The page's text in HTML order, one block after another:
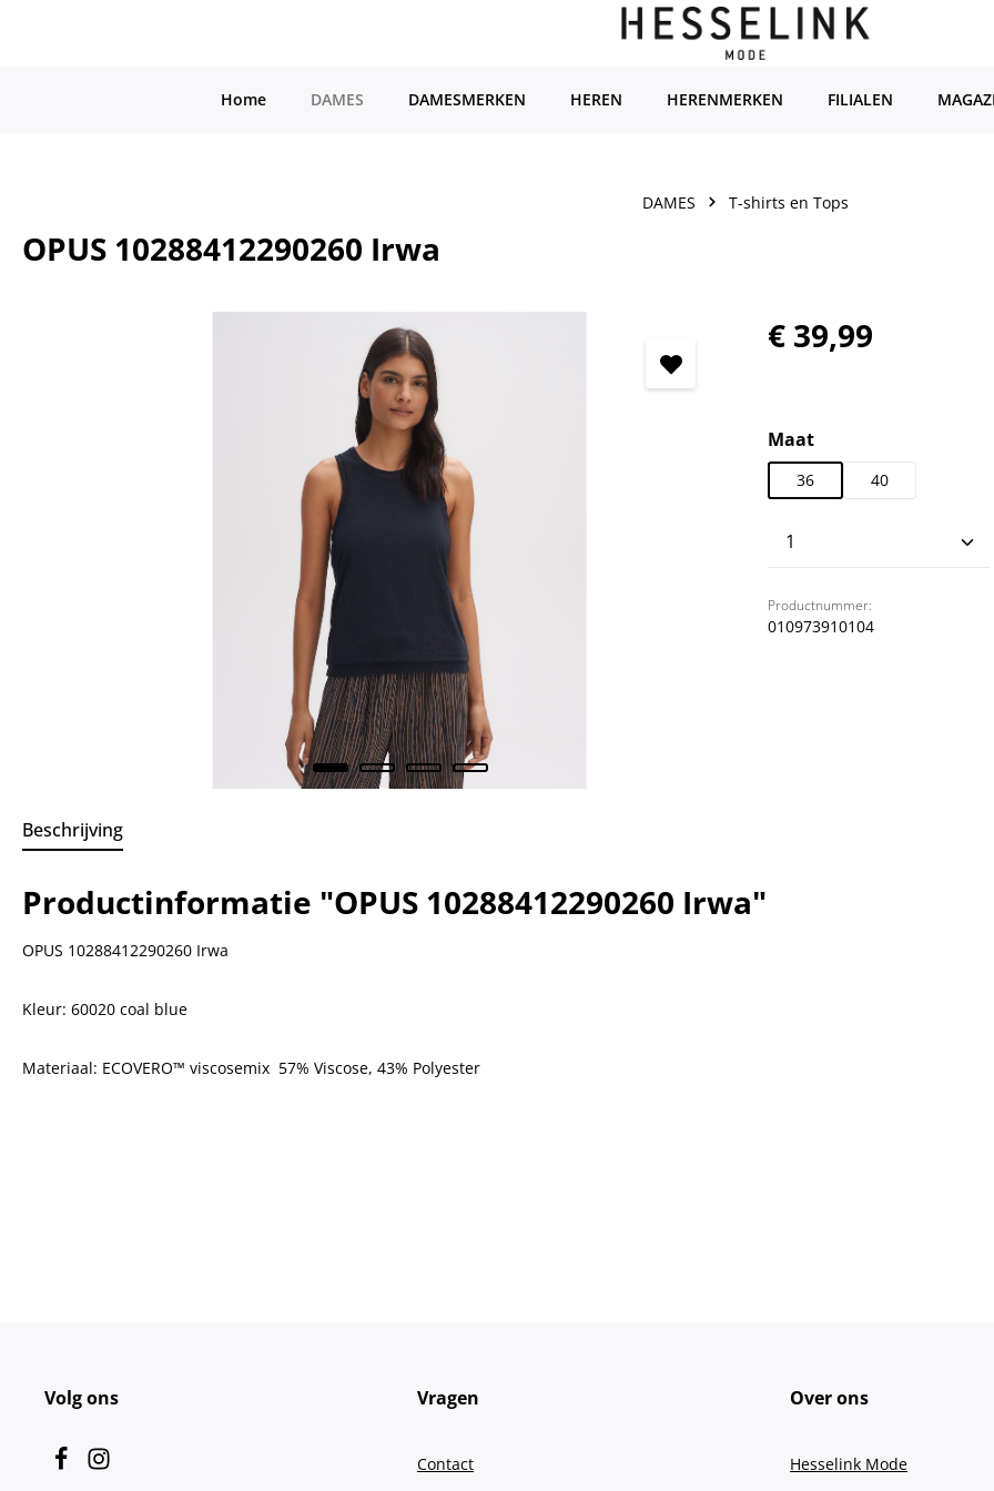
Home DAMES DAMESMERKEN HEREN HERENMERKEN FILIALEN
DAMES T-shirts en Tops
OPUS 10288412290260 Irwa
Normale prijs:
€ 39,99
Selecteer
Maat
36 40
Productnummer:
010973910104
Beschrijving
Productinformatie "OPUS 10288412290260 Irwa"
OPUS 10288412290260 Irwa
Kleur: 60020 coal blue
Materiaal: ECOVERO™ viscosemix 57% Viscose, 43% Polyester
Volg ons Vragen
Contact
Over ons
Hesselink Mode